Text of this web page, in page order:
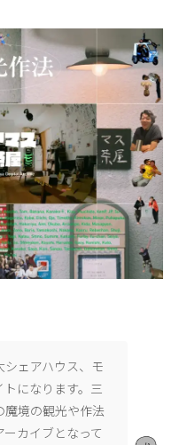
ェアハウス、モ
になります。三
境の観光や作法
カイブとなって